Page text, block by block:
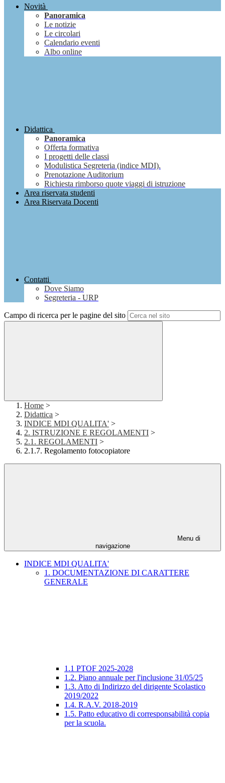
Novità
Panoramica
Le notizie
Le circolari
Calendario eventi
Albo online
Didattica
Panoramica
Offerta formativa
I progetti delle classi
Modulistica Segreteria (indice MDI).
Prenotazione Auditorium
Richiesta rimborso quote viaggi di istruzione
Area riservata studenti
Area Riservata Docenti
Contatti
Dove Siamo
Segreteria - URP
Campo di ricerca per le pagine del sito
Home >
Didattica >
INDICE MDI QUALITA' >
2. ISTRUZIONE E REGOLAMENTI >
2.1. REGOLAMENTI >
2.1.7. Regolamento fotocopiatore
Menu di
navigazione
INDICE MDI QUALITA'
1. DOCUMENTAZIONE DI CARATTERE
GENERALE
1.1 PTOF 2025-2028
1.2. Piano annuale per l'inclusione 31/05/25
1.3. Atto di Indirizzo del dirigente Scolastico
2019/2022
1.4. R.A.V. 2018-2019
1.5. Patto educativo di corresponsabilità copia
per la scuola.